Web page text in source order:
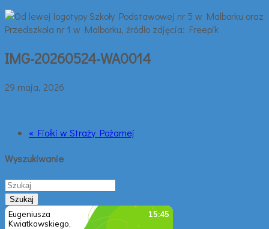
IMG-20260524-WA0014
29 maja, 2026
« Fiołki w Straży Pożarnej
Wyszukiwanie